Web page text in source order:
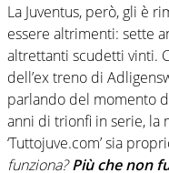
La Juventus, però, gli è
essere altrimenti: sette
altrettanti scudetti vinti.
dell’ex treno di
parlando del momento
anni di trionfi in serie, la
‘Tuttojuve.com’ sia
funziona?Più che non